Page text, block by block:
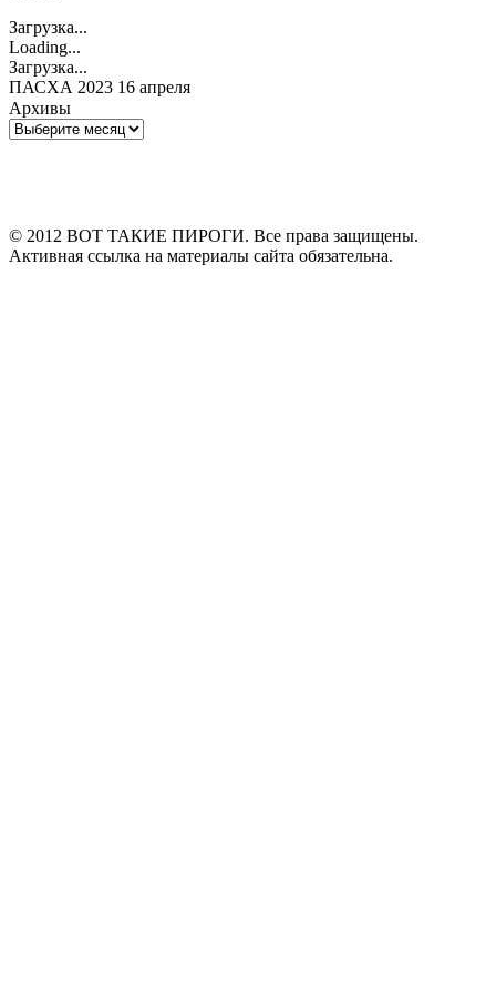
Загрузка...
Loading...
Загрузка...
ПАСХА 2023 16 апреля
Архивы
Архивы
© 2012 ВОТ ТАКИЕ ПИРОГИ. Все права защищены.
Активная ссылка на материалы сайта обязательна.